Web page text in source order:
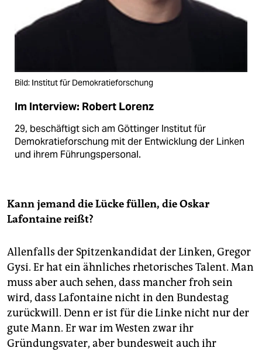
Bild: Institut für Demokratieforschung
Im Interview: Robert Lorenz
29, beschäftigt sich am Göttinger Institut für
Demokratieforschung mit der Entwicklung der Linken
und ihrem Führungspersonal.
Kann jemand die Lücke füllen, die Oskar
Lafontaine reißt?
Allenfalls der Spitzenkandidat der Linken, Gregor
Gysi. Er hat ein ähnliches rhetorisches Talent. Man
muss aber auch sehen, dass mancher froh sein
wird, dass Lafontaine nicht in den Bundestag
zurückwill. Denn er ist für die Linke nicht nur der
gute Mann. Er war im Westen zwar ihr
Gründungsvater, aber bundesweit auch ihr